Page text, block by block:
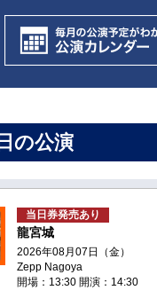
の公演
当日券発売あり
龍宮城
2026年08月07日（金）
Zepp Nagoya
開場：13:30 開演：14:30